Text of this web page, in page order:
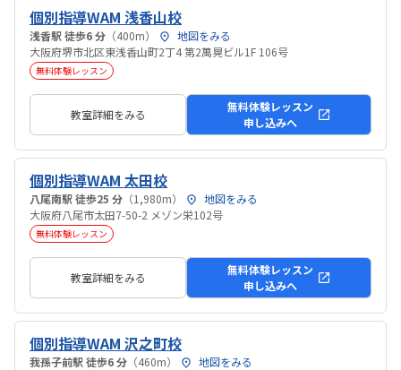
個別指導WAM 浅香山校
浅香駅 徒歩6 分 （400m）
地図をみる
大阪府堺市北区東浅香山町2丁4 第2萬晃ビル1F 106号
無料体験レッスン
教室詳細をみる
無料体験レッスン
申し込みへ
個別指導WAM 太田校
八尾南駅 徒歩25 分 （1,980m）
地図をみる
大阪府八尾市太田7-50-2 メゾン栄102号
無料体験レッスン
教室詳細をみる
無料体験レッスン
申し込みへ
個別指導WAM 沢之町校
我孫子前駅 徒歩6 分 （460m）
地図をみる